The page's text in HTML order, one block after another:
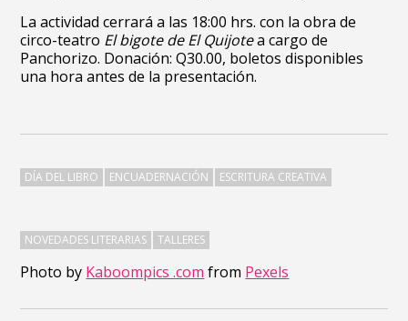
Photo by Kaboompics .com from Pexels
La actividad cerrará a las 18:00 hrs. con la obra de
circo-teatro El bigote de El Quijotea cargo de
Panchorizo. Donación: Q30.00, boletos disponibles
una hora antes de la presentación.
DÍA DEL LIBRO ENCUADERNACIÓN ESCRITURA CREATIVA
NOVEDADES LITERARIAS TALLERES